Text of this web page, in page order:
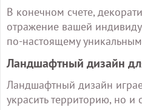
В конечном счете,
отражение вашей
по-настоящему
Ландшафтный дизайн
Ландшафтный дизайн
украсить территорию, но и